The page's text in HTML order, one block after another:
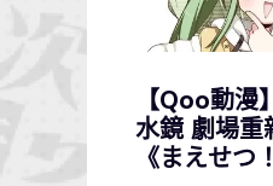
【Qoo動
水鏡 劇場重
《まえせつ